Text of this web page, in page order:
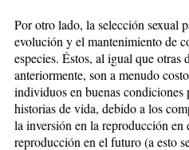
Por otro lado, la selección sexual
evolución y el mantenimiento de
especies. Éstos, al igual que otras
anteriormente, son a menudo
individuos en buenas condiciones
historias de vida, debido a los
la inversión en la reproducción
reproducción en el futuro (a esto